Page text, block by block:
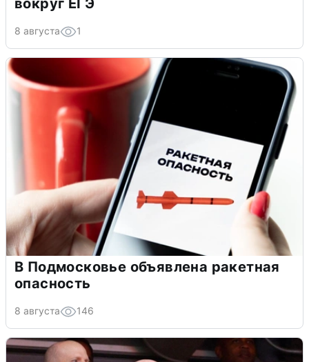
вокруг ЕГЭ
8 августа 1
В Подмосковье объявлена ракетная
опасность
8 августа 146